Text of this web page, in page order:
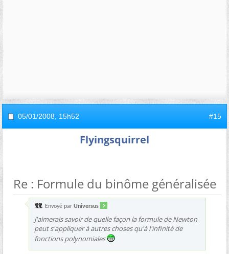
05/01/2008, 15h52 #15
Flyingsquirrel
Re : Formule du binôme généralisée
Envoyé par Universus
J'aimerais savoir de quelle façon la formule de Newton
peut s'appliquer à autres choses qu'à l'infinité de
fonctions polynomiales